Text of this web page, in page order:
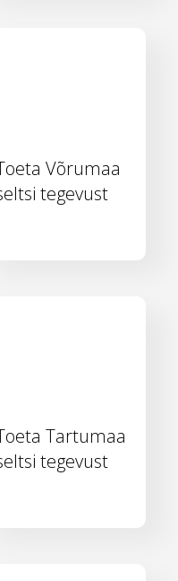
Võrumaa
tegevust
Tartumaa
tegevust